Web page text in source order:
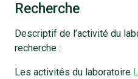
Recherche
Descriptif de l’activité du
recherche :
Les activités du laboratoire